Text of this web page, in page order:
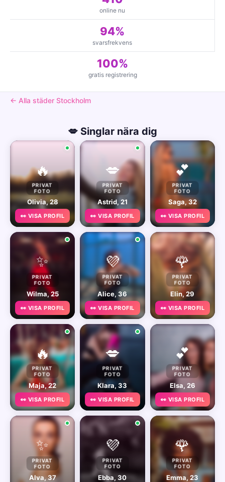
online nu
94%
svarsfrekvens
100%
gratis registrering
← Alla städer Stockholm
💋 Singlar nära dig
🔥
PRIVAT
FOTO
Olivia, 28
👀 VISA PROFIL
💋
PRIVAT
FOTO
Astrid, 21
👀 VISA PROFIL
💕
PRIVAT
FOTO
Saga, 32
👀 VISA PROFIL
✨
PRIVAT
FOTO
Wilma, 25
👀 VISA PROFIL
💜
PRIVAT
FOTO
Alice, 36
👀 VISA PROFIL
🌹
PRIVAT
FOTO
Elin, 29
👀 VISA PROFIL
🔥
PRIVAT
FOTO
Maja, 22
👀 VISA PROFIL
💋
PRIVAT
FOTO
Klara, 33
👀 VISA PROFIL
💕
PRIVAT
FOTO
Elsa, 26
👀 VISA PROFIL
✨
PRIVAT
FOTO
Alva, 37
💜
PRIVAT
FOTO
Ebba, 30
🌹
PRIVAT
FOTO
Emma, 23